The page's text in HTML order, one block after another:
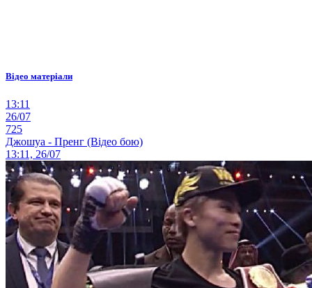
Відео матеріали
13:11
26/07
725
Джошуа - Пренг (Відео бою)
13:11, 26/07